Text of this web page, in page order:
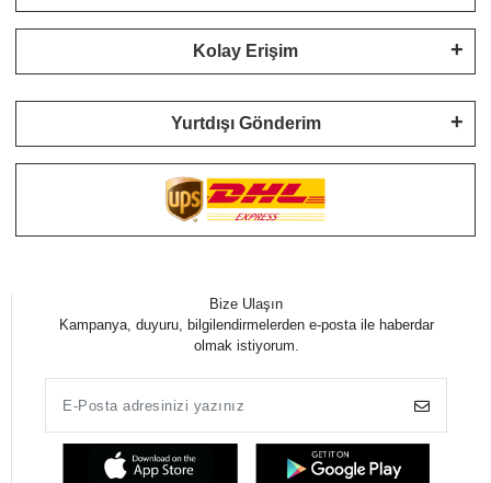
Kolay Erişim
Yurtdışı Gönderim
Bize Ulaşın
Kampanya, duyuru, bilgilendirmelerden e-posta ile haberdar
olmak istiyorum.